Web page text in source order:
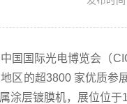
国国际光电博览会（
区的超3800 家优质
涂层镀膜机，展位位于